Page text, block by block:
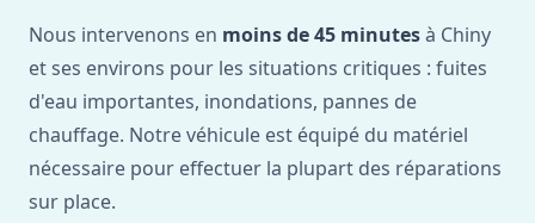
Nous intervenons en moins de 45 minutesà Chiny
et ses environs pour les situations critiques : fuites
d'eau importantes, inondations, pannes de
chauffage. Notre véhicule est équipé du matériel
nécessaire pour effectuer la plupart des réparations
sur place.